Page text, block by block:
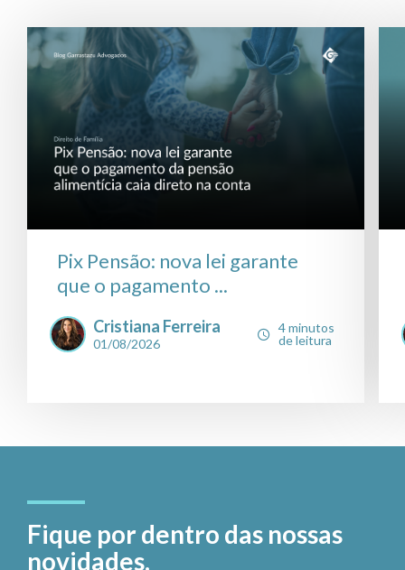
Pix Pensão: nova lei garante
que o pagamento ...
Cristiana Ferreira
01/08/2026
4 minutos
de leitura
Fique por dentro das nossas
novidades.